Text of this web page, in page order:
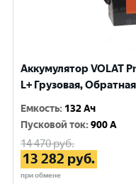
Аккумулятор VOLAT
L+ Грузовая,
Емкость: 132 Ач
Пусковой ток:900 A
14 470руб.
13 282 руб.
при обмене